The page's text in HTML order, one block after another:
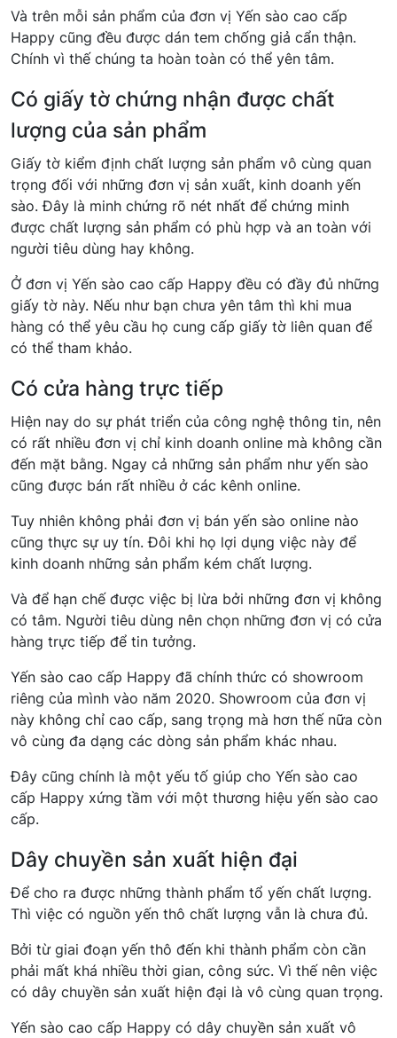
Và trên mỗi sản phẩm của đơn vị Yến sào cao cấp
Happy cũng đều được dán tem chống giả cẩn thận.
Chính vì thế chúng ta hoàn toàn có thể yên tâm.
Có giấy tờ chứng nhận được chất
lượng của sản phẩm
Giấy tờ kiểm định chất lượng sản phẩm vô cùng quan
trọng đối với những đơn vị sản xuất, kinh doanh yến
sào. Đây là minh chứng rõ nét nhất để chứng minh
được chất lượng sản phẩm có phù hợp và an toàn với
người tiêu dùng hay không.
Ở đơn vị Yến sào cao cấp Happy đều có đầy đủ những
giấy tờ này. Nếu như bạn chưa yên tâm thì khi mua
hàng có thể yêu cầu họ cung cấp giấy tờ liên quan để
có thể tham khảo.
Có cửa hàng trực tiếp
Hiện nay do sự phát triển của công nghệ thông tin, nên
có rất nhiều đơn vị chỉ kinh doanh online mà không cần
đến mặt bằng. Ngay cả những sản phẩm như yến sào
cũng được bán rất nhiều ở các kênh online.
Tuy nhiên không phải đơn vị bán yến sào online nào
cũng thực sự uy tín. Đôi khi họ lợi dụng việc này để
kinh doanh những sản phẩm kém chất lượng.
Và để hạn chế được việc bị lừa bởi những đơn vị không
có tâm. Người tiêu dùng nên chọn những đơn vị có cửa
hàng trực tiếp để tin tưởng.
Yến sào cao cấp Happy đã chính thức có showroom
riêng của mình vào năm 2020. Showroom của đơn vị
này không chỉ cao cấp, sang trọng mà hơn thế nữa còn
vô cùng đa dạng các dòng sản phẩm khác nhau.
Đây cũng chính là một yếu tố giúp cho Yến sào cao
cấp Happy xứng tầm với một thương hiệu yến sào cao
cấp.
Dây chuyền sản xuất hiện đại
Để cho ra được những thành phẩm tổ yến chất lượng.
Thì việc có nguồn yến thô chất lượng vẫn là chưa đủ.
Bởi từ giai đoạn yến thô đến khi thành phẩm còn cần
phải mất khá nhiều thời gian, công sức. Vì thế nên việc
có dây chuyền sản xuất hiện đại là vô cùng quan trọng.
Yến sào cao cấp Happy có dây chuyền sản xuất vô